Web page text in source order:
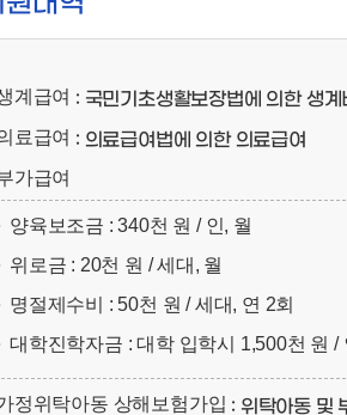
계급여 : 국민기초생활보장법에 의한 생계
료급여 : 의료급여법에 의한 의료급여
가급여
양육보조금 : 340천 원 / 인, 월
위로금 : 20천 원 / 세대, 월
명절제수비
: 50천 원 / 세대, 연 2회
대학진학자금 : 대학 입학시 1,500천 원 /
정위탁아동 상해보험가입 : 위탁아동 및